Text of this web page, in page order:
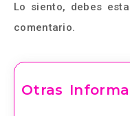
Lo siento, debes
comentario.
Otras